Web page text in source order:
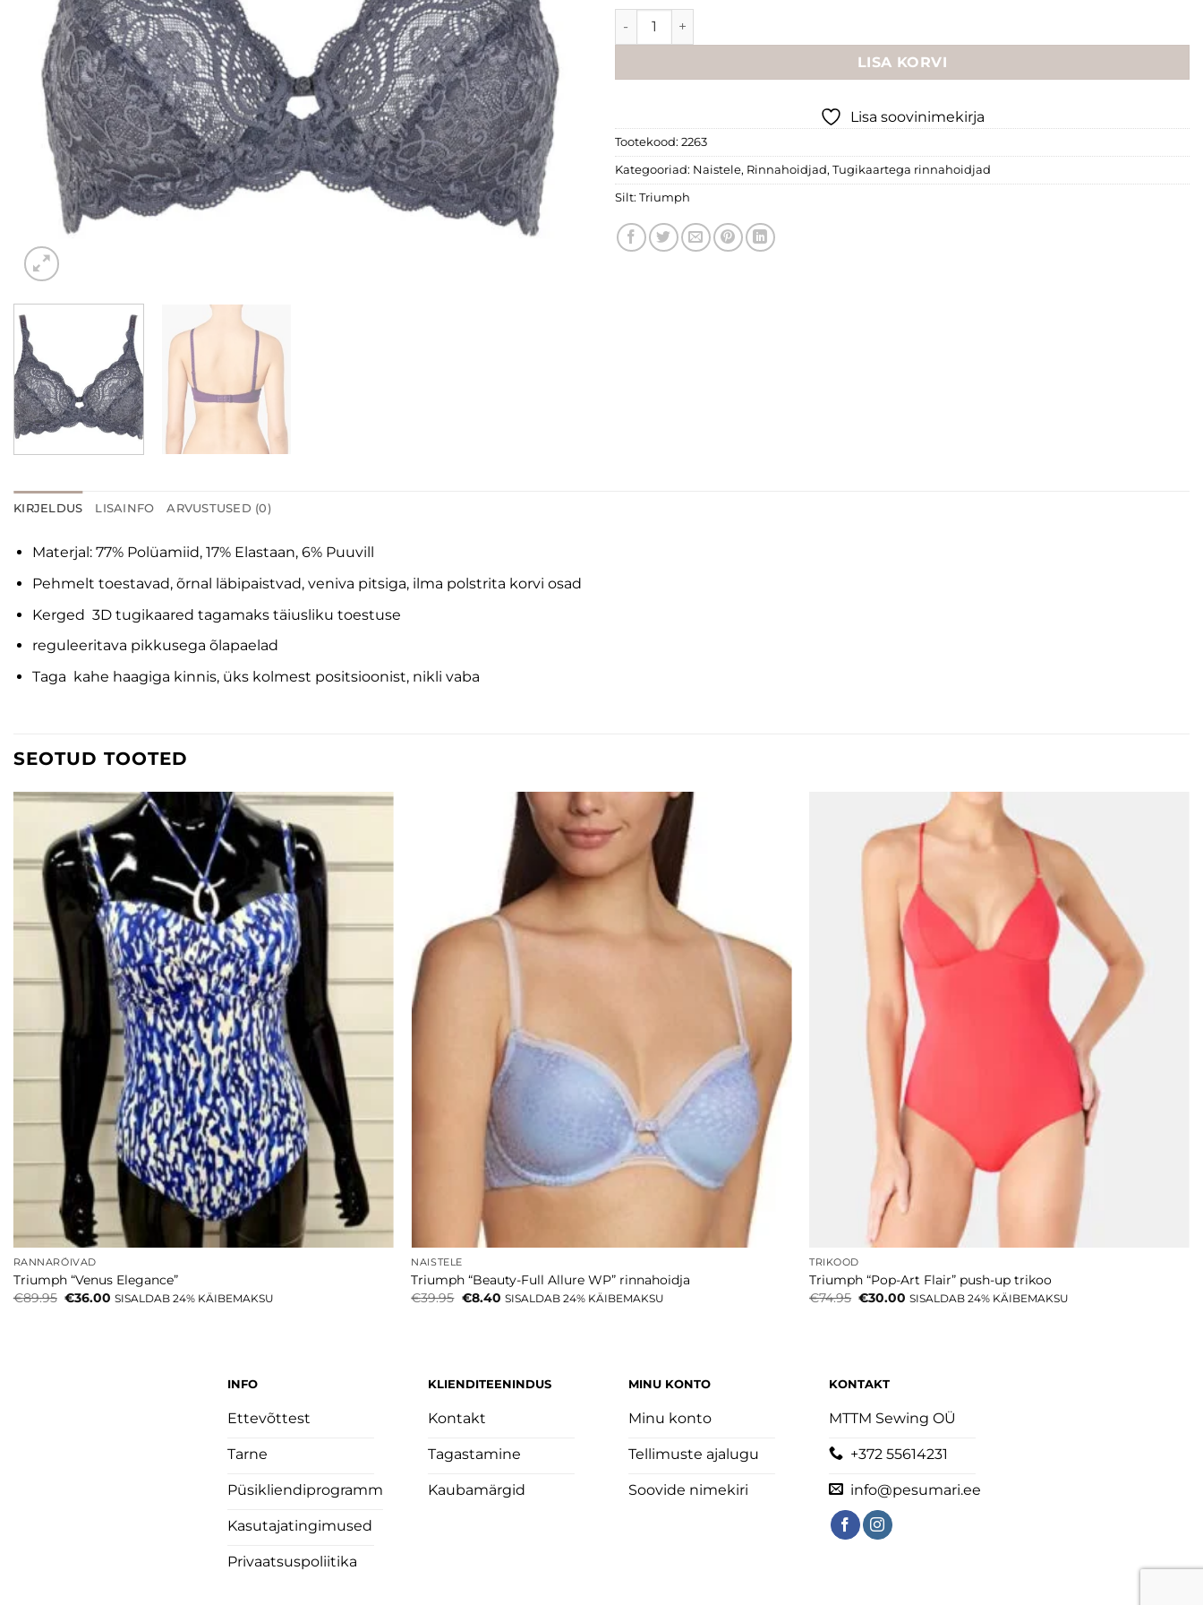
Triumph "Amourette 300 W" polstrita rinnahoidja kogus
LISA KORVI
Lisa soovinimekirja
Tootekood: 2263
Kategooriad: Naistele, Rinnahoidjad, Tugikaartega rinnahoidjad
Silt: Triumph
KIRJELDUS LISAINFO ARVUSTUSED (0)
Materjal: 77% Polüamiid, 17% Elastaan, 6% Puuvill
Pehmelt toestavad, õrnal läbipaistvad, veniva pitsiga, ilma polstrita korvi osad
Kerged 3D tugikaared tagamaks täiusliku toestuse
reguleeritava pikkusega õlapaelad
Taga kahe haagiga kinnis, üks kolmest positsioonist, nikli vaba
SEOTUD TOOTED
soovinimekirja
RANNARÕIVAD
Triumph “Venus Elegance”
€89.95 Algne
€36.00 Current
SISALDAB 24% KÄIBEMAKSU
NAISTELE
Triumph “Beauty-Full Allure WP” rinnahoidja
€39.95 Algne
€8.40Current
SISALDAB 24% KÄIBEMAKSU
TRIKOOD
Triumph “Pop-Art Flair” push-up trikoo
€74.95 Algne
€30.00 Current
SISALDAB 24% KÄIBEMAKSU
INFO
Ettevõttest
Tarne
Püsikliendiprogramm
Kasutajatingimused
Privaatsuspoliitika
KLIENDITEENINDUS
Kontakt
Tagastamine
Kaubamärgid
MINU KONTO
Minu konto
Tellimuste ajalugu
Soovide nimekiri
KONTAKT
MTTM Sewing OÜ
+372 55614231
info@pesumari.ee